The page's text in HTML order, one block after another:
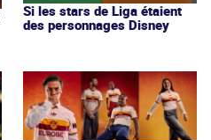
Si les stars de Liga étaient
des personnages Disney